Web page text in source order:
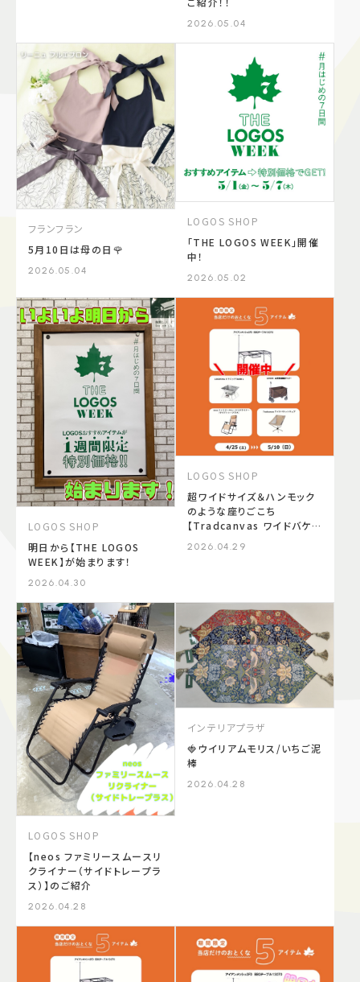
2026.05.04
フランフラン
5月10日は母の日🌹
2026.05.04
LOGOS SHOP
「THE LOGOS WEEK」開催
中！
2026.05.02
LOGOS SHOP
明日から【THE LOGOS
WEEK】が始まります！
2026.04.30
LOGOS SHOP
超ワイドサイズ＆ハンモック
のような座りごこち
【Tradcanvas ワイドバケッ
2026.04.29
LOGOS SHOP
【neos ファミリースムースリ
クライナー（サイドトレープラ
ス）】のご紹介
2026.04.28
インテリアプラザ​
🍓ウイリアムモリス/いちご泥
棒
2026.04.28